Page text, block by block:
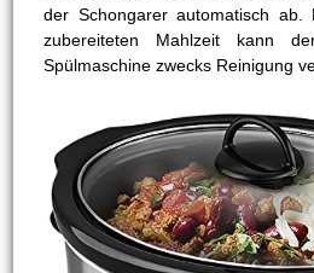
der Schongarer automatisch ab.
zubereiteten Mahlzeit kann
Spülmaschine zwecks Reinigung